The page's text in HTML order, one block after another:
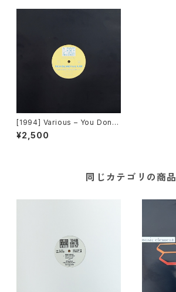
[1994] Various – You Don't
Want None!! / Kam's Quest
For Glory [D-Force Record
¥2,500
同じカテゴリの商品